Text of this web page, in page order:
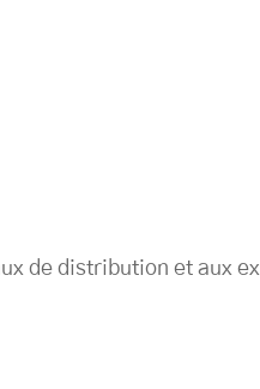
de distribution et aux